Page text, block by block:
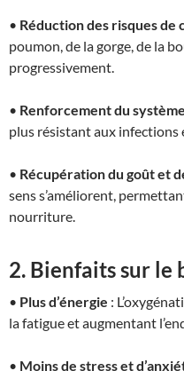
• Réduction des risques de
poumon, de la gorge, de la
progressivement.
• Renforcement du
plus résistant aux infections
• Récupération du goût et
sens s’améliorent,
nourriture.
2. Bienfaits sur le
• Plus d’énergie :
la fatigue et augmentant
• Moins de stress et